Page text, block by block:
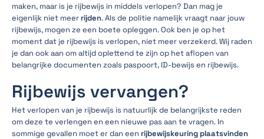
maken, maar is je rijbewijs in middels verlopen? Dan mag je
eigenlijk niet meer rijden. Als de politie namelijk vraagt naar jouw
rijbewijs, mogen ze een boete opleggen. Ook ben je op het
moment dat je rijbewijs is verlopen, niet meer verzekerd. Wij raden
je dan ook aan om altijd oplettend te zijn op het aflopen van
belangrijke documenten zoals paspoort, ID-bewijs en rijbewijs.
Rijbewijs vervangen?
Het verlopen van je rijbewijs is natuurlijk de belangrijkste reden
om deze te verlengen en een nieuwe pas aan te vragen. In
sommige gevallen moet er dan een rijbewijskeuring plaatsvinden